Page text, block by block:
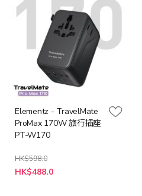
Elementz - TravelMate
ProMax 170W 旅行插座
PT-W170
HK$598.0
特
殊
HK$488.0